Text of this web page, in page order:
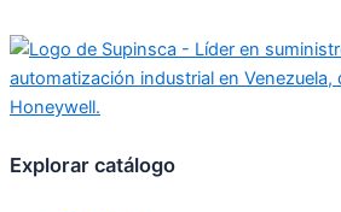
Explorar catálogo